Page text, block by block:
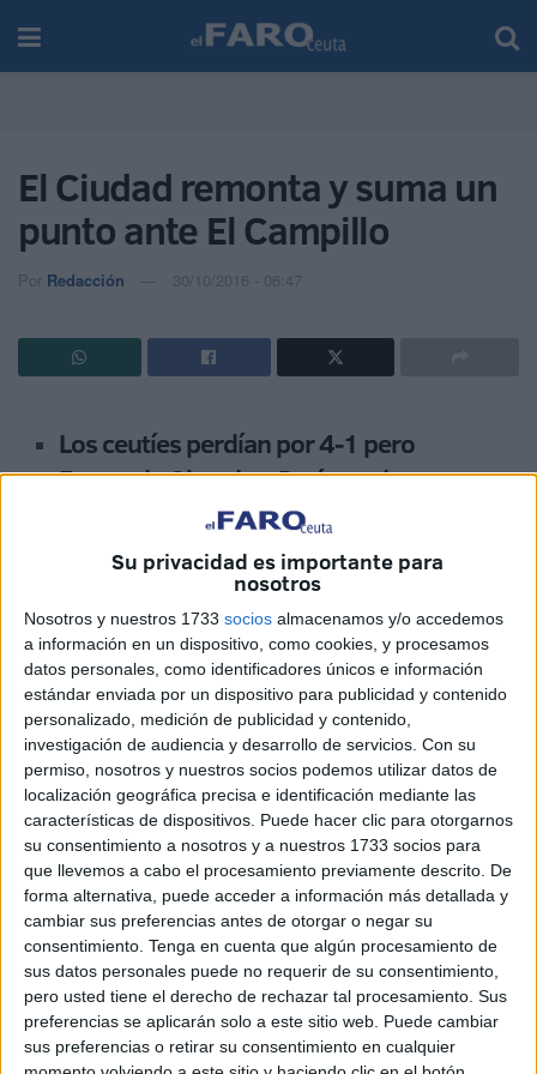
Su privacidad es importante para
nosotros
Nosotros y nuestros 1733 socios almacenamos y/o accedemos
a información en un dispositivo, como cookies, y procesamos
datos personales, como identificadores únicos e información
estándar enviada por un dispositivo para publicidad y contenido
personalizado, medición de publicidad y contenido,
investigación de audiencia y desarrollo de servicios. Con su
permiso, nosotros y nuestros socios podemos utilizar datos de
localización geográfica precisa e identificación mediante las
características de dispositivos. Puede hacer clic para otorgarnos
su consentimiento a nosotros y a nuestros 1733 socios para
que llevemos a cabo el procesamiento previamente descrito. De
forma alternativa, puede acceder a información más detallada y
cambiar sus preferencias antes de otorgar o negar su
consentimiento. Tenga en cuenta que algún procesamiento de
sus datos personales puede no requerir de su consentimiento,
pero usted tiene el derecho de rechazar tal procesamiento. Sus
preferencias se aplicarán solo a este sitio web. Puede cambiar
sus preferencias o retirar su consentimiento en cualquier
El Ciudad remonta y suma un
punto ante El Campillo
Por Redacción 30/10/2016 - 06:47
Los ceutíes perdían por 4-1 pero
Fernando Olmedo y Darío en dos
ocasiones igualaron el marcador
El Ciudad de Ceuta FS sumó su segundo empate a
domicilio tras igualar a cuatro tantos en su enfrentamiento
de la sexta jornada que le enfrentó en tierras sevillanas al
CD El Campillo.
Los ceutíes perdían por 4-1 ene l minuto 24 pero con goles
de Fernando Olmedo y dos de Darío acabaron salvando
un punto que hizo justicia a lo visto sobre la pista.
El Ciudad de Ceuta FS jugó de inicio con Jaime en la
portería, Fernando Olmedo, Hicham, Álvaro y Rafa
Sánchez. Luego también jugaron Kamal, Karim, Adri,
Darñio, José Carlos y Álvaro Moreno.
El conjunto sevillano se adelantó en el minuto 12 con un
tanto de Alejandro y seguido Juan Manuel marcaba el 2-0.
Todavía antes del descanso, Castilla marcaba el 3-0 para